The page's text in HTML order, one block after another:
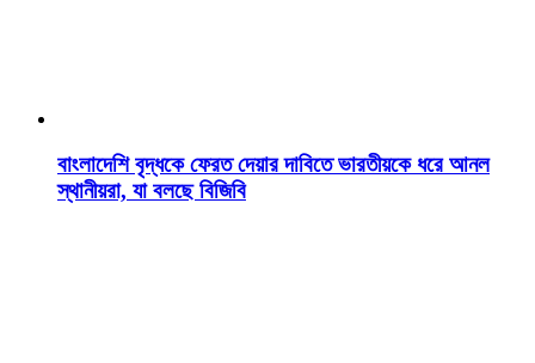
বাংলাদেশি বৃদ্ধকে ফেরত দেয়ার দাবিতে ভারতীয়কে ধরে আনল
স্থানীয়রা, যা বলছে বিজিবি